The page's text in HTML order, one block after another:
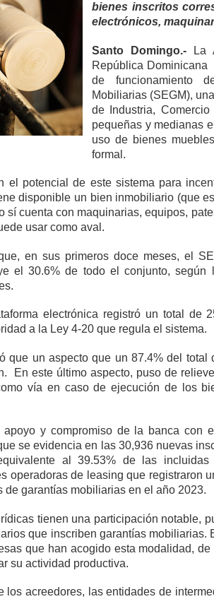
bienes inscritos
electrónicos,
Santo Domingo.- La
República Dominicana
de funcionamiento
Mobiliarias (SEGM),
de Industria,
pequeñas y medianas
uso de bienes
formal.
el potencial de este sistema para
disponible un bien inmobiliario (que
sí cuenta con maquinarias, equipos,
usar como aval.
en sus primeros doce meses, el
el 30.6% de todo el conjunto,
electrónica registró un total de
a la Ley 4-20 que regula el sistema.
que un aspecto que un 87.4% del
En este último aspecto, puso de
vía en caso de ejecución de los
apoyo y compromiso de la banca con
se evidencia en las 30,936 nuevas
al 39.53% de las
operadoras de leasing que registraron
garantías mobiliarias en el año 2023.
tienen una participación notable,
que inscriben garantías mobiliarias.
que han acogido esta modalidad,
su actividad productiva.
los acreedores, las entidades de